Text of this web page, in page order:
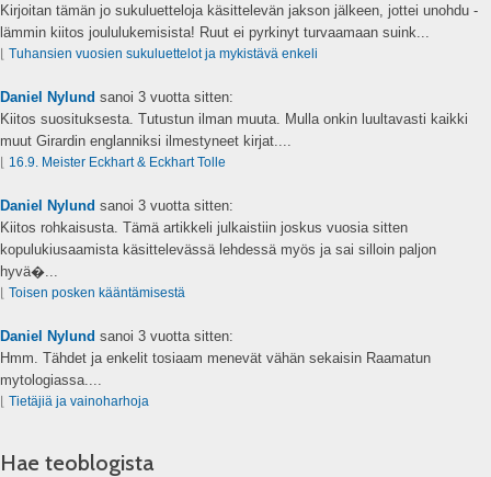
Kirjoitan tämän jo sukuluetteloja käsittelevän jakson jälkeen, jottei unohdu -
lämmin kiitos joululukemisista! Ruut ei pyrkinyt turvaamaan suink...
⌊ Tuhansien vuosien sukuluettelot ja mykistävä enkeli
Daniel Nylund sanoi 3 vuotta sitten:
Kiitos suosituksesta. Tutustun ilman muuta. Mulla onkin luultavasti kaikki
muut Girardin englanniksi ilmestyneet kirjat....
⌊ 16.9. Meister Eckhart & Eckhart Tolle
Daniel Nylund sanoi 3 vuotta sitten:
Kiitos rohkaisusta. Tämä artikkeli julkaistiin joskus vuosia sitten
kopulukiusaamista käsittelevässä lehdessä myös ja sai silloin paljon
hyvä�...
⌊ Toisen posken kääntämisestä
Daniel Nylund sanoi 3 vuotta sitten:
Hmm. Tähdet ja enkelit tosiaam menevät vähän sekaisin Raamatun
mytologiassa....
⌊ Tietäjiä ja vainoharhoja
Hae teoblogista